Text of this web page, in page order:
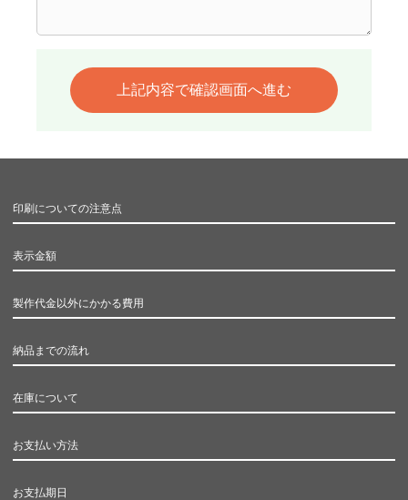
印刷についての注意点
表示金額
製作代金以外にかかる費用
納品までの流れ
在庫について
お支払い方法
お支払期日